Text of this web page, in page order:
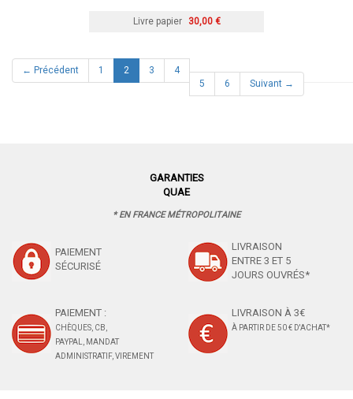
Livre papier 30,00 €
← Précédent 1 2 (current)
3
4
5
6 Suivant →
GARANTIES
QUAE
* EN FRANCE MÉTROPOLITAINE
PAIEMENT
SÉCURISÉ
LIVRAISON
ENTRE 3 ET 5
JOURS OUVRÉS*
PAIEMENT :
CHÈQUES, CB,
PAYPAL, MANDAT
ADMINISTRATIF, VIREMENT
LIVRAISON À 3€
À PARTIR DE 50 € D'ACHAT*